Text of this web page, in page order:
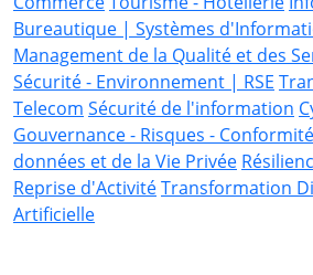
Bureautique | Systèmes
Management de la Qualité et des
Sécurité - Environnement | RSE
Telecom Sécurité de l'information
Gouvernance - Risques - Conformité
données et de la Vie Privée
Reprise d'ActivitéTransformation
Artificielle